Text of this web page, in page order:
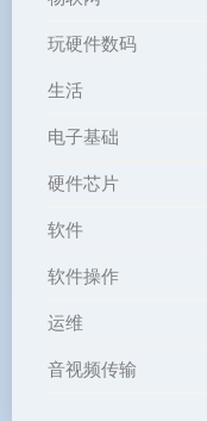
玩硬件数码
生活
电子基础
硬件芯片
软件
软件操作
运维
音视频传输